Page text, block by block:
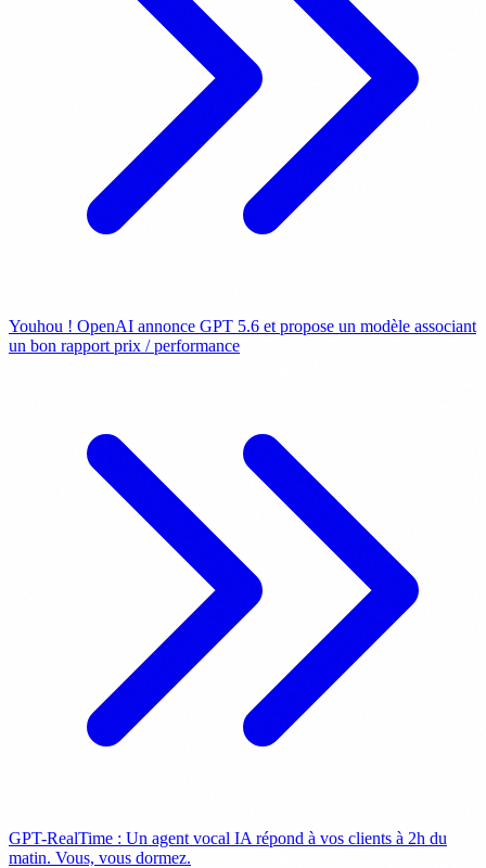
Youhou ! OpenAI annonce GPT 5.6 et propose un modèle associant
un bon rapport prix / performance
GPT-RealTime : Un agent vocal IA répond à vos clients à 2h du
matin. Vous, vous dormez.